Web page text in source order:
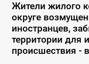
Жители жилого
округе
иностранцев,
территории для
происшествия -